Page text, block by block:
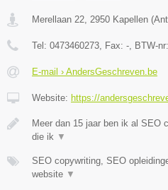
Merellaan 22, 2950 Kapellen (
Tel: 0473460273, Fax: -, BTW-nr:
E-mail › AndersGeschreven.be
Website: https://
Meer dan 15 jaar ben ik al SEO
die ik ▼
SEO copywriting, SEO
website ▼